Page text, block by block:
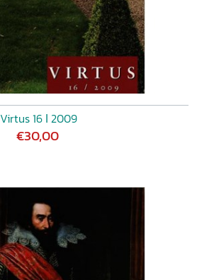
Virtus 16 ǀ 2009
€30,00